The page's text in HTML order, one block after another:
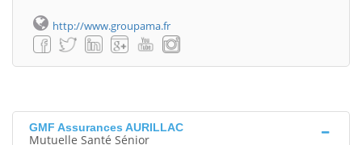
http://www.groupama.fr
GMF Assurances AURILLAC
Mutuelle Santé Sénior